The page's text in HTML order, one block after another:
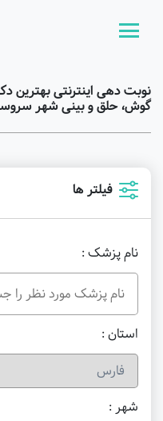
نوبت دهی اینترنتی
گوش، حلق و بینی شهر
فیلتر ها
نام پزشک :
استان :
شهر :